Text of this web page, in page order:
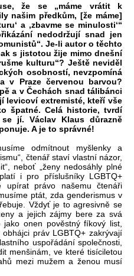
že se „máme vrátit k
našim předkům, [že máme]
a ‚zbavme se minulosti‘“
nedodržují snad jen
Je-li autor o těchto
s jistotou žije mimo dnešní
kulturu“? Ještě neviděl
osobností, nevzpomíná
v Praze červenou barvou?
a v Čechách snad tálibánci
levicoví extremisté, kteří vše
špatné. Celá historie, tvrdí
jí. Václav Klaus důrazně
A je to správné!
odmítnout myšlenky a
čtenář staví vlastní názor,
neboť „ženy nedosáhly plné
i pro příslušníky LGBTQ+
upírat právo našemu čtenáři
ptát, zda genderismus v
Vždyť je to agresivně se
a jejich zájmy bere za svá
onen pověstný fíkový list,
práv LGBTQ+ zakrývají
uspořádání společnosti,
menšinám, ve které tisíciletou
mezi mužem a ženou musí